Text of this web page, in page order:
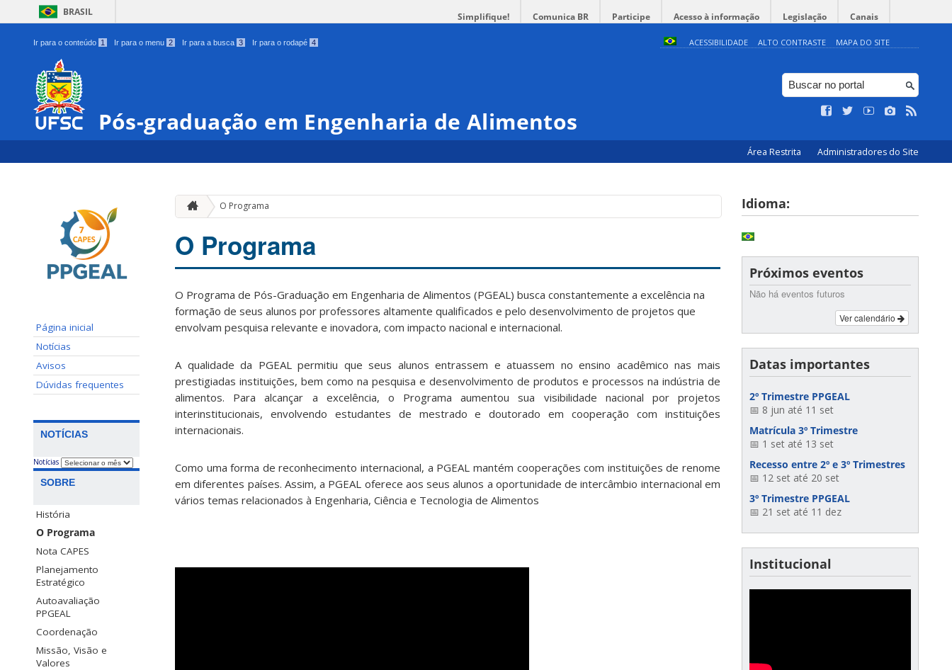
BRASIL Simplifique! Comunica BR Participe Acesso à informação Legislação Canais
Ir para o conteúdo 1 Ir para o menu 2 Ir para a busca 3 Ir para o rodapé 4 ACESSIBILIDADE ALTO CONTRASTE MAPA DO SITE
Pós-graduação em Engenharia de Alimentos
Área Restrita Administradores do Site
Página inicial
Notícias
Avisos
Dúvidas frequentes
NOTÍCIAS
Notícias
SOBRE
História
O Programa
Nota CAPES
Planejamento
Estratégico
Autoavaliação
PPGEAL
Coordenação
Missão, Visão e
Valores
O Programa
O Programa
O Programa de Pós-Graduação em Engenharia de Alimentos (PGEAL) busca constantemente a excelência na
formação de seus alunos por professores altamente qualificados e pelo desenvolvimento de projetos que
envolvam pesquisa relevante e inovadora, com impacto nacional e internacional.
A qualidade da PGEAL permitiu que seus alunos entrassem e atuassem no ensino acadêmico nas mais
prestigiadas instituições, bem como na pesquisa e desenvolvimento de produtos e processos na indústria de
alimentos. Para alcançar a excelência, o Programa aumentou sua visibilidade nacional por projetos
interinstitucionais, envolvendo estudantes de mestrado e doutorado em cooperação com instituições
internacionais.
Como uma forma de reconhecimento internacional, a PGEAL mantém cooperações com instituições de renome
em diferentes países. Assim, a PGEAL oferece aos seus alunos a oportunidade de intercâmbio internacional em
vários temas relacionados à Engenharia, Ciência e Tecnologia de Alimentos
Idioma:
Próximos eventos
Não há eventos futuros
Ver calendário
Datas importantes
2º Trimestre PPGEAL
📅 8 jun até 11 set
Matrícula 3º Trimestre
📅 1 set até 13 set
Recesso entre 2º e 3º Trimestres
📅 12 set até 20 set
3º Trimestre PPGEAL
📅 21 set até 11 dez
Institucional